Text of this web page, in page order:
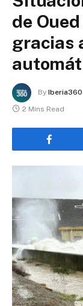
de
gracias
By Iberia360
2 Mins Read